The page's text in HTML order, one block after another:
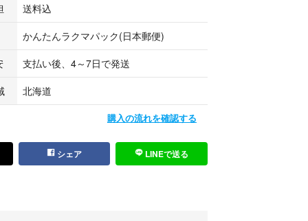
送料込
かんたんラクマパック(日本郵便)
支払い後、4～7日で発送
北海道
購入の流れを確認する
シェア LINEで送る